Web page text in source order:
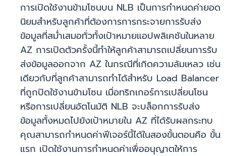
การเปิดใช้งานข้ามโซนบน NLB เป็นการกำหนดค่ายอด
นิยมสำหรับลูกค้าที่ต้องการการกระจายการรับส่ง
ข้อมูลที่สม่ำเสมอทั่วทั้งเป้าหมายแอปพลิเคชันในหลาย
AZ การเปิดตัวครั้งนี้ทำให้ลูกค้าสามารถเปลี่ยนการรับ
ส่งข้อมูลออกจาก AZ ในกรณีที่เกิดความล้มเหลว เช่น
เดียวกับที่ลูกค้าสามารถทำได้สำหรับ Load Balancer
ที่ถูกปิดใช้งานข้ามโซน เมื่อทริกเกอร์การเปลี่ยนโซน
หรือการเปลี่ยนอัตโนมัติ NLB จะบล็อกการรับส่ง
ข้อมูลทั้งหมดไปยังเป้าหมายใน AZ ที่ได้รับผลกระทบ
คุณสามารถกำหนดค่าฟีเจอร์นี้ได้ในสองขั้นตอนคือ ขั้น
แรก เปิดใช้งานการกำหนดค่าเพื่ออนุญาตให้การ